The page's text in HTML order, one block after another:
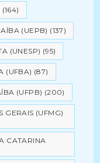
(164)
(UEPB) (137)
(UNESP) (95)
(UFBA) (87)
(UFPB) (200)
GERAIS (UFMG)
CATARINA